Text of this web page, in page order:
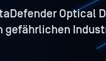
Optical
gefährlichen